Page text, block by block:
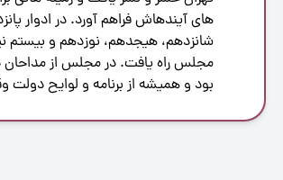
هاى آیندهاش فراهم آورد. در ادوار
شانزدهم، هیجدهم، نوزدهم و بیستم
مجلس راه یافت. در مجلس از مداحان
بود و همیشه از برنامه و لوایح دولت
تلاش شبانه روزى داشت. به مناسبت